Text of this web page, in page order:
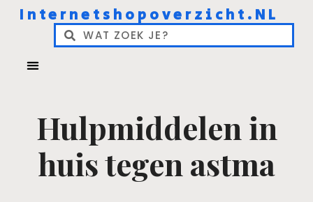
Internetshopoverzicht.NL
Hulpmiddelen in
huis tegen astma